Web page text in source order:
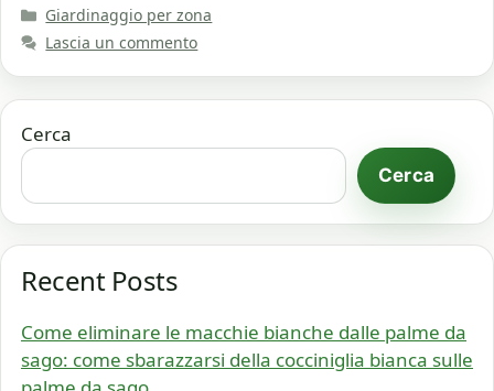
Categorie
Giardinaggio per zona
Lascia un commento
Cerca
Cerca
Recent Posts
Come eliminare le macchie bianche dalle palme da
sago: come sbarazzarsi della cocciniglia bianca sulle